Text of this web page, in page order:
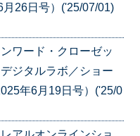
26日号）('25/07/01)
ワード・クローゼッ
ジタルラボ／ショー
年6月19日号）('25/0